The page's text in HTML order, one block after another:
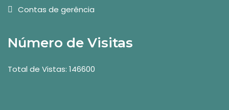
Contas de gerência
Número de Visitas
Total de Vistas: 146600